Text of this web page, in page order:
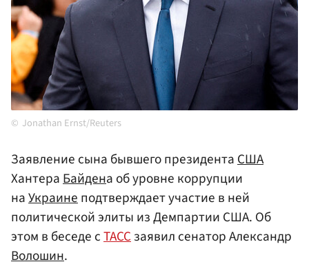
Jonathan Ernst/Reuters
Заявление сына бывшего президентаСША
ХантераБайдена об уровне коррупции
наУкраинеподтверждает участие в ней
политической элиты из Демпартии США. Об
этом в беседе сТАССзаявил сенатор Александр
Волошин.